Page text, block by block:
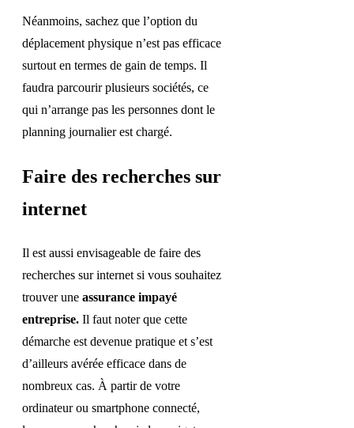
Néanmoins, sachez que l’option du
déplacement physique n’est pas efficace
surtout en termes de gain de temps. Il
faudra parcourir plusieurs sociétés, ce
qui n’arrange pas les personnes dont le
planning journalier est chargé.
Faire des recherches sur
internet
Il est aussi envisageable de faire des
recherches sur internet si vous souhaitez
trouver une assurance impayé
entreprise. Il faut noter que cette
démarche est devenue pratique et s’est
d’ailleurs avérée efficace dans de
nombreux cas. À partir de votre
ordinateur ou smartphone connecté,